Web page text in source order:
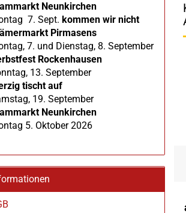
Neunkirchen
7. Sept. kommen wir nicht
Pirmasens
7. und Dienstag, 8. September
Rockenhausen
13. September
tischt auf
19. September
Neunkirchen
5. Oktober 2026